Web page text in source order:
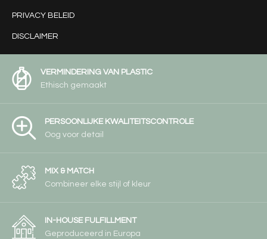
PRIVACY BELEID
DISCLAIMER
VERMINDERING VAN PLASTIC
Ethisch gemaakt
PERSOONLIJKE KWALITEITSCONTROLE
Oog voor detail
MIX & MATCH
Combineer elke stijl of kleur
IN-HOUSE FULFILLMENT
Geproduceerd in Europa